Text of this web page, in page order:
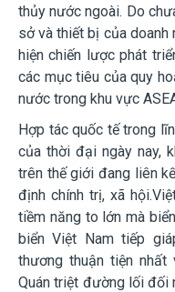
thủy nước ngoài. Do
sở và thiết bị của doanh
hiện chiến lược phát
các mục tiêu của quy
nước trong khu vực
Hợp tác quốc tế trong
của thời đại ngày nay,
trên thế giới đang liên
định chính trị, xã
tiềm năng to lớn mà
biển Việt Nam tiếp
thương thuận tiện
Quán triệt đường lối đối